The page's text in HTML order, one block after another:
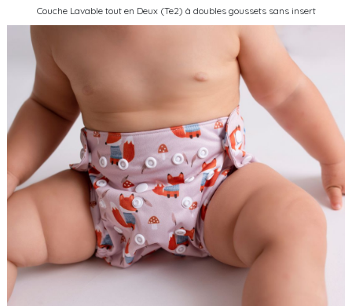
Couche Lavable tout en Deux (Te2) à doubles goussets sans insert